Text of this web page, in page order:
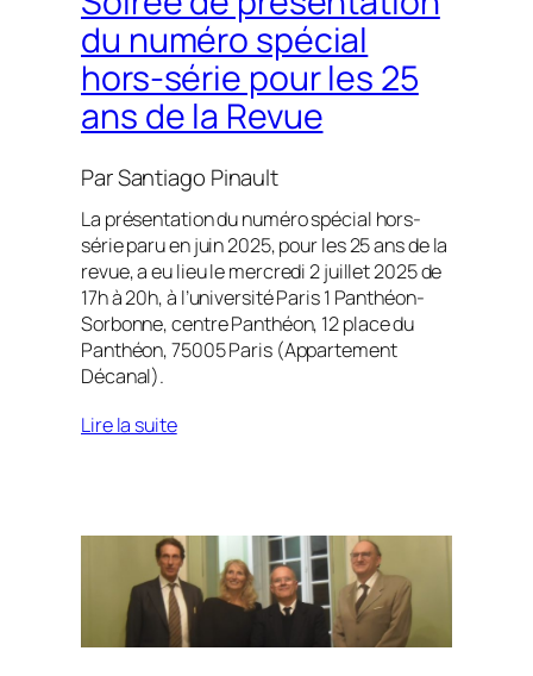
du numéro spécial
hors-série pour les 25
ans de la Revue
ParSantiago Pinault
La présentation du numéro spécial hors-
série paru en juin 2025, pour les 25 ans de la
revue, a eu lieu le mercredi 2 juillet 2025 de
17h à 20h, à l’université Paris 1 Panthéon-
Sorbonne, centre Panthéon, 12 place du
Panthéon, 75005 Paris (Appartement
Décanal).
Lire la suite